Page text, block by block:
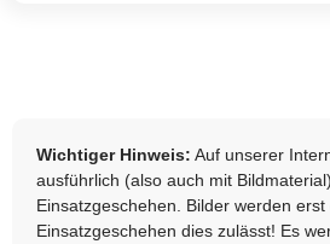
Wichtiger Hinweis: Auf unserer
ausführlich (also auch mit
Einsatzgeschehen. Bilder werden
Einsatzgeschehen dies zulässt! Es